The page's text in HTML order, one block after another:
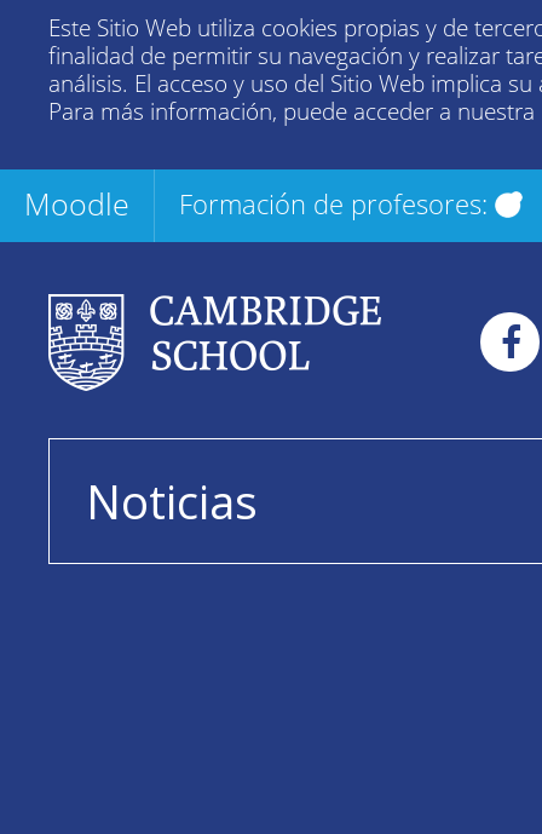
Este Sitio Web utiliza cookies propias y de
finalidad de permitir su navegación y realizar
análisis. El acceso y uso del Sitio Web implica su
Para más información, puede acceder a nuestra
Moodle Formación de profesores:
Noticias